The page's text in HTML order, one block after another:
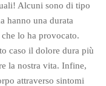
Alcuni sono di tipo
hanno una durata
lo ha provocato.
caso il dolore dura più
la nostra vita. Infine,
attraverso sintomi